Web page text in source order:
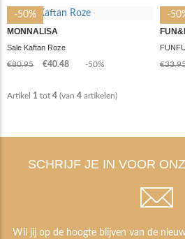
-50%
MONNALISA
Sale Kaftan Roze
€80.95
€40.48 -50%
-
Artikel 1 tot 4 (van 4 artikelen)
SCHRIJF JE IN VOOR
Wil jij op de hoogte blijven van de